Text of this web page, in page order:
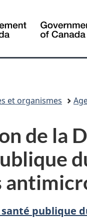
et organismes
de la D
publique